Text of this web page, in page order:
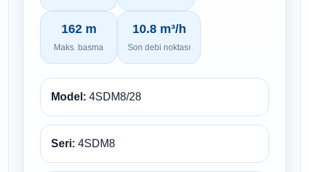
162 m
Maks. basma
10.8 m³/h
Son debi noktası
Model: 4SDM8/28
Seri: 4SDM8